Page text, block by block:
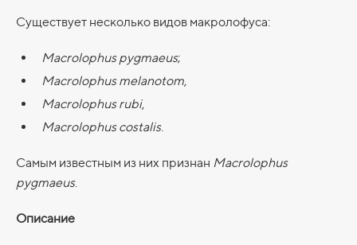
Существует несколько видов макролофуса:
Macrolophus pygmaeus;
Macrolophus melanotom,
Macrolophus rubi,
Macrolophus costalis.
Самым известным из них признан Macrolophus
pygmaeus.
Описание